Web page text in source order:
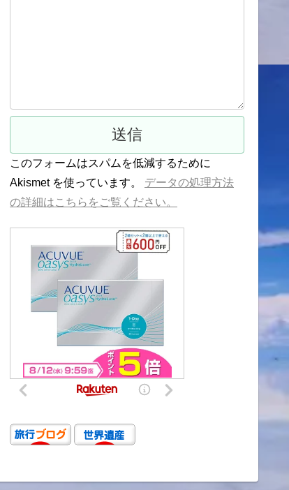
このフォームはスパムを低減するために
Akismet を使っています。 データの処理方法
の詳細はこちらをご覧ください。